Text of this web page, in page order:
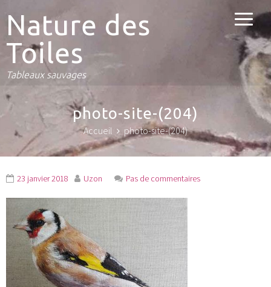
Nature des
Toiles
Tableaux sauvages
photo-site-(204)
Accueil photo-site-(204)
23 janvier 2018 Uzon Pas de commentaires